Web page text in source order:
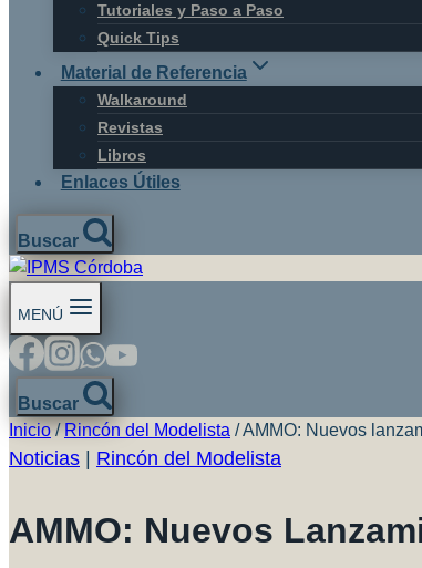
Tutoriales y Paso a Paso
Quick Tips
Material de Referencia
Walkaround
Revistas
Libros
Enlaces Útiles
Buscar
MENÚ
Buscar
Inicio / Rincón del Modelista /AMMO: Nuevos
Noticias Rincón del Modelista
AMMO: Nuevos